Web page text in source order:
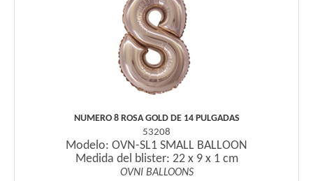
NUMERO 8 ROSA GOLD DE 14 PULGADAS
53208
Modelo: OVN-SL1 SMALL BALLOON
Medida del blister: 22 x 9 x 1 cm
OVNI BALLOONS